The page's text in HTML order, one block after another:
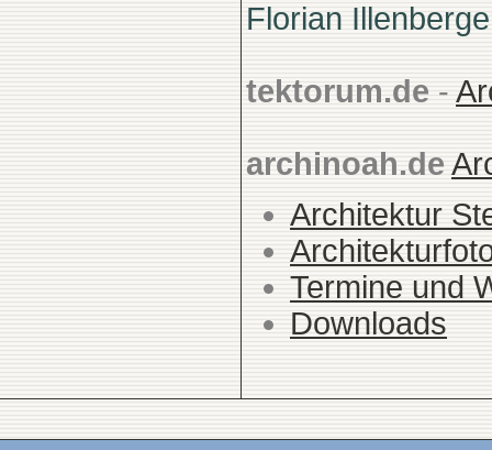
Florian
tektorum.de -
archinoah.de
Architektur
Termine und
Downloads